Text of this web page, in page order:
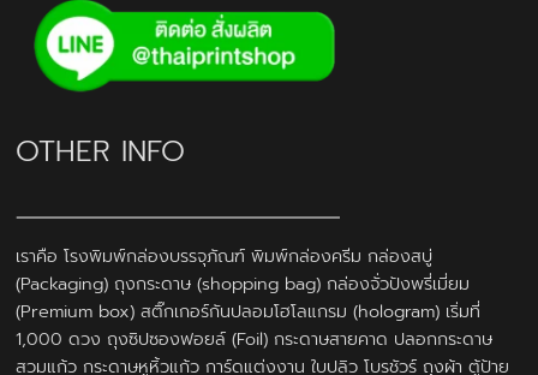
OTHER INFO
เราคือ โรงพิมพ์กล่องบรรจุภัณฑ์ พิมพ์กล่องครีม กล่องสบู่
(Packaging) ถุงกระดาษ (shopping bag) กล่องจั่วปังพรี่เมี่ยม
(Premium box) สติ๊กเกอร์กันปลอมโฮโลแกรม (hologram) เริ่มที่
1,000 ดวง ถุงซิปซองฟอยล์ (Foil) กระดาษสายคาด ปลอกกระดาษ
สวมแก้ว กระดาษหูหิ้วแก้ว การ์ดแต่งงาน ใบปลิว โบรชัวร์ ถุงผ้า ตู้ป้าย